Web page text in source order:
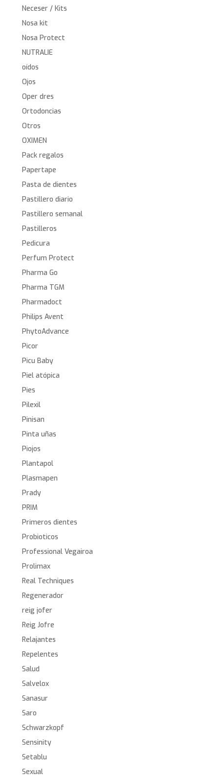
Neceser / Kits
Nosa kit
Nosa Protect
NUTRALIE
oídos
Ojos
Oper dres
Ortodoncias
Otros
OXIMEN
Pack regalos
Papertape
Pasta de dientes
Pastillero diario
Pastillero semanal
Pastilleros
Pedicura
Perfum Protect
Pharma Go
Pharma TGM
Pharmadoct
Philips Avent
PhytoAdvance
Picor
Picu Baby
Piel atópica
Pies
Pilexil
Pinisan
Pinta uñas
Piojos
Plantapol
Plasmapen
Prady
PRIM
Primeros dientes
Probioticos
Professional Vegairoa
Prolimax
Real Techniques
Regenerador
reig jofer
Reig Jofre
Relajantes
Repelentes
Salud
Salvelox
Sanasur
Saro
Schwarzkopf
Sensinity
Setablu
Sexual